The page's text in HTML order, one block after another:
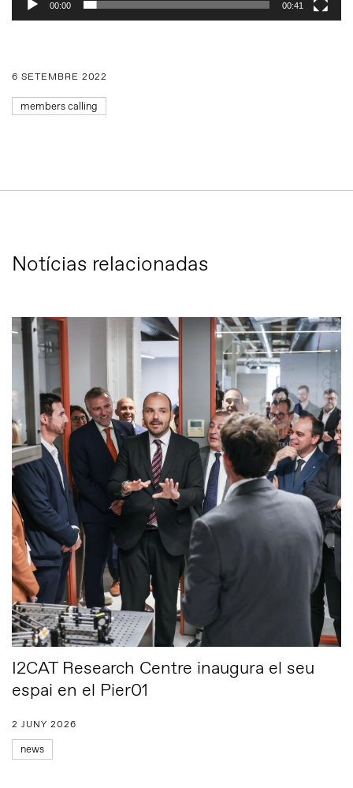
00:00 00:41
6 SETEMBRE 2022
members calling
Notícias relacionadas
I2CAT Research Centre inaugura el seu
espai en el Pier01
2 JUNY 2026
news